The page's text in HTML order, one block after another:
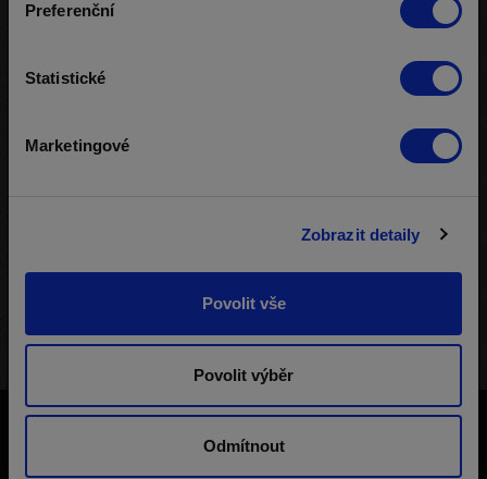
Preferenční
Statistické
Marketingové
Zobrazit detaily
Povolit vše
Povolit výběr
Odmítnout
23
Status turnaje:
Ukončený
Účast na hazardní hře může být škodlivá. Ministerstvo financí varuje: Účastí
na hazardní hře může vzniknout závislost! Hazardních her se nemohou